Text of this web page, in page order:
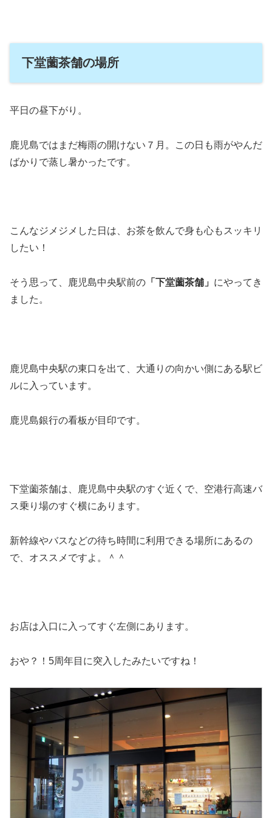
下堂薗茶舗の場所
平日の昼下がり。
鹿児島ではまだ梅雨の開けない７月。この日も雨がやんだ
ばかりで蒸し暑かったです。
こんなジメジメした日は、お茶を飲んで身も心もスッキリ
したい！
そう思って、鹿児島中央駅前の 「下堂薗茶舗」 にやってき
ました。
鹿児島中央駅の東口を出て、大通りの向かい側にある駅ビ
ルに入っています。
鹿児島銀行の看板が目印です。
下堂薗茶舗は、鹿児島中央駅のすぐ近くで、空港行高速バ
ス乗り場のすぐ横にあります。
新幹線やバスなどの待ち時間に利用できる場所にあるの
で、オススメですよ。＾＾
お店は入口に入ってすぐ左側にあります。
おや？！5周年目に突入したみたいですね！